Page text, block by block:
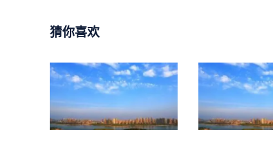
猜你喜欢